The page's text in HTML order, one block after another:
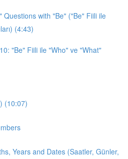
Questions with "Be" ("Be" Fiili ile
(4:43)
"Be" Fiili ile "Who" ve "What"
(10:07)
Years and Dates (Saatler, Günler,